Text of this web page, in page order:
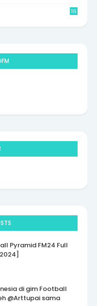
16
Pyramid FM24 Full
di gim Football
@Arttupai sama